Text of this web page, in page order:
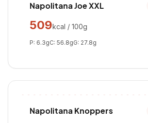
Napolitana Joe XXL
509kcal / 100g
P: 6.3gC: 56.8gG: 27.8g
Napolitana Knoppers